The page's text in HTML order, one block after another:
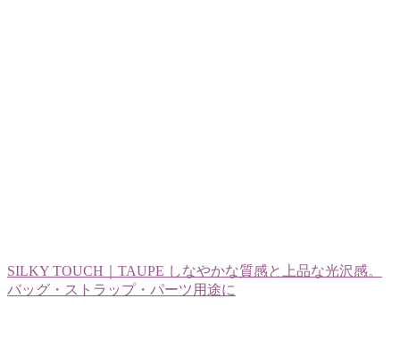
SILKY TOUCH｜TAUPE しなやかな質感と上品な光沢感。
バッグ・ストラップ・パーツ用途に